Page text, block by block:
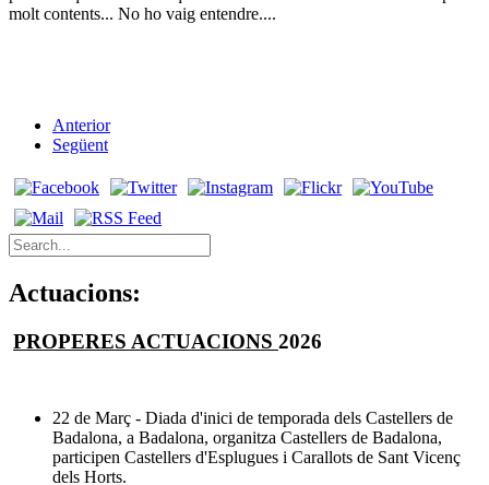
molt contents... No ho vaig entendre....
Anterior
Següent
Actuacions:
PROPERES ACTUACIONS 2026
22 de Març - Diada d'inici de temporada dels Castellers de
Badalona, a Badalona, organitza Castellers de Badalona,
participen Castellers d'Esplugues i Carallots de Sant Vicenç
dels Horts.